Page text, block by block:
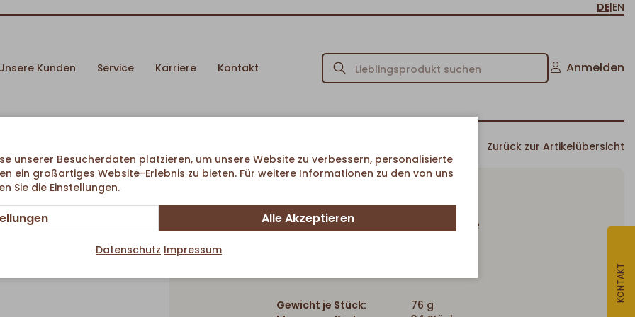
DE|EN
Kunden Service Karriere Kontakt Anmelden
Zurück zur Artikelübersicht
Pistazien Cookie
Gewicht je Stück:
76 g
KONTAKT
unserer Besucherdaten platzieren, um unsere Website zu verbessern, personalisierte
ein großartiges Website-Erlebnis zu bieten. Für weitere Informationen zu den von uns
Sie die Einstellungen.
Alle Akzeptieren
Datenschutz Impressum